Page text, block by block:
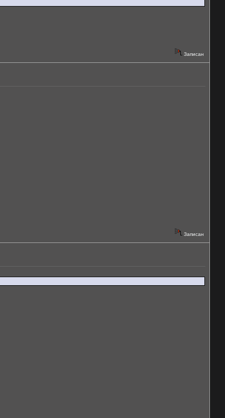
Записан
Записан